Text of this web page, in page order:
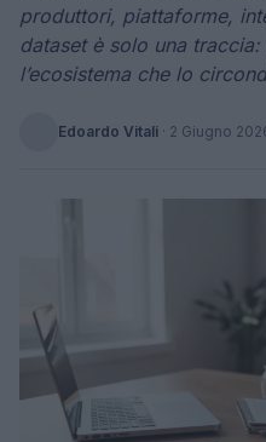
produttori, piattaforme,
dataset è solo una
l’ecosistema che lo
Edoardo Vitali · 2 Giugno